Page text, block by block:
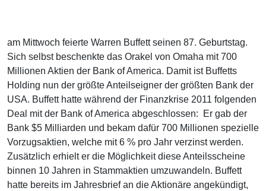
am Mittwoch feierte Warren Buffett seinen 87. Geburtstag.
Sich selbst beschenkte das Orakel von Omaha mit 700
Millionen Aktien der Bank of America. Damit ist Buffetts
Holding nun der größte Anteilseigner der größten Bank der
USA. Buffett hatte während der Finanzkrise 2011 folgenden
Deal mit der Bank of America abgeschlossen: Er gab der
Bank $5 Milliarden und bekam dafür 700 Millionen spezielle
Vorzugsaktien, welche mit 6 % pro Jahr verzinst werden.
Zusätzlich erhielt er die Möglichkeit diese Anteilsscheine
binnen 10 Jahren in Stammaktien umzuwandeln. Buffett
hatte bereits im Jahresbrief an die Aktionäre angekündigt,